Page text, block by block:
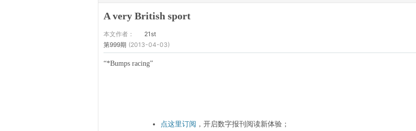
A very British sport
本文作者：
21st
第999期 (2013-04-03)
“*Bumps racing”
点这里订阅 ，开启数字报刊阅读新体验；